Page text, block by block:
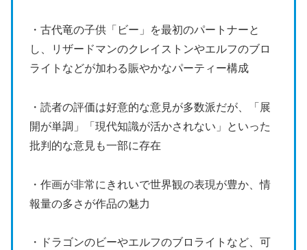
・古代竜の子供「ビー」を最初のパートナーと
し、リザードマンのクレイストンやエルフのブロ
ライトなどが加わる賑やかなパーティー構成
・読者の評価は好意的な意見が多数派だが、「展
開が単調」「現代知識が活かされない」といった
批判的な意見も一部に存在
・作画が非常にきれいで世界観の表現が豊か、情
報量の多さが作品の魅力
・ドラゴンのビーやエルフのブロライトなど、可